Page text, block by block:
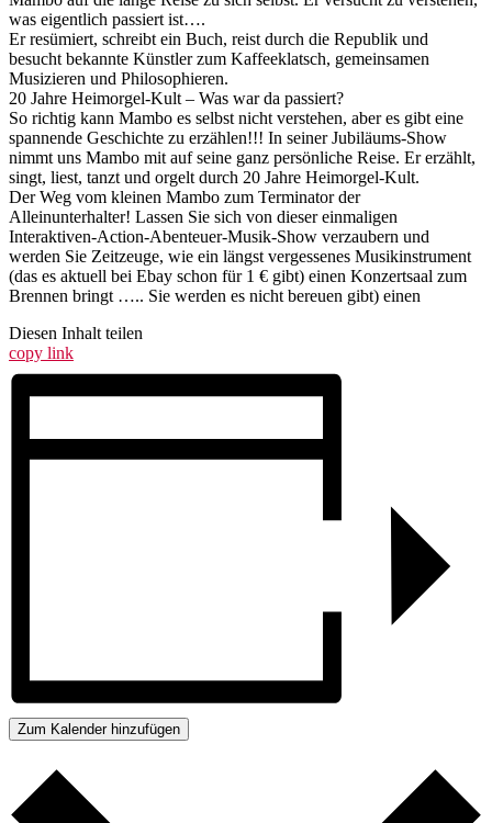
was eigentlich passiert ist….
Er resümiert, schreibt ein Buch, reist durch die Republik und
besucht bekannte Künstler zum Kaffeeklatsch, gemeinsamen
Musizieren und Philosophieren.
20 Jahre Heimorgel-Kult – Was war da passiert?
So richtig kann Mambo es selbst nicht verstehen, aber es gibt eine
spannende Geschichte zu erzählen!!! In seiner Jubiläums-Show
nimmt uns Mambo mit auf seine ganz persönliche Reise. Er erzählt,
singt, liest, tanzt und orgelt durch 20 Jahre Heimorgel-Kult.
Der Weg vom kleinen Mambo zum Terminator der
Alleinunterhalter! Lassen Sie sich von dieser einmaligen
Interaktiven-Action-Abenteuer-Musik-Show verzaubern und
werden Sie Zeitzeuge, wie ein längst vergessenes Musikinstrument
(das es aktuell bei Ebay schon für 1 € gibt) einen Konzertsaal zum
Brennen bringt ….. Sie werden es nicht bereuen gibt) einen
Diesen Inhalt teilen
copy link
Zum Kalender hinzufügen